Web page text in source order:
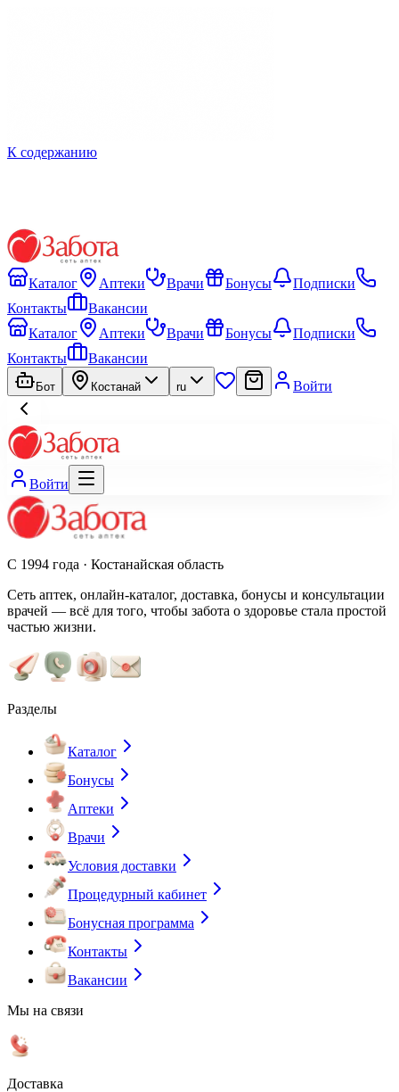
К содержанию
Каталог Аптеки Врачи Бонусы
Подписки
Контакты
Вакансии
Каталог
Аптеки Врачи Бонусы
Подписки
Контакты
Вакансии
Бот Костанай ru Войти
Войти
С 1994 года · Костанайская область
Сеть аптек, онлайн-каталог, доставка, бонусы и консультации
врачей — всё для того, чтобы забота о здоровье стала простой
частью жизни.
Разделы
Каталог
Бонусы
Аптеки
Врачи
Условия доставки
Процедурный кабинет
Бонусная программа
Контакты
Вакансии
Мы на связи
Доставка